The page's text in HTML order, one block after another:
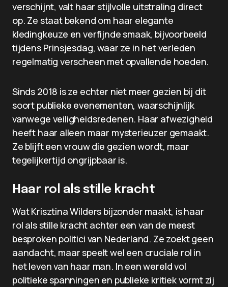
verschijnt, valt haar stijlvolle uitstraling direct
op. Ze staat bekend om haar elegante
kledingkeuze en verfijnde smaak, bijvoorbeeld
tijdens Prinsjesdag, waar ze in het verleden
regelmatig verscheen met opvallende hoeden.
Sinds 2018 is ze echter niet meer gezien bij dit
soort publieke evenementen, waarschijnlijk
vanwege veiligheidsredenen. Haar afwezigheid
heeft haar alleen maar mysterieuzer gemaakt.
Ze blijft een vrouw die gezien wordt, maar
tegelijkertijd ongrijpbaar is.
Haar rol als stille kracht
Wat Krisztina Wilders bijzonder maakt, is haar
rol als stille kracht achter een van de meest
besproken politici van Nederland. Ze zoekt geen
aandacht, maar speelt wel een cruciale rol in
het leven van haar man. In een wereld vol
politieke spanningen en publieke kritiek vormt zij